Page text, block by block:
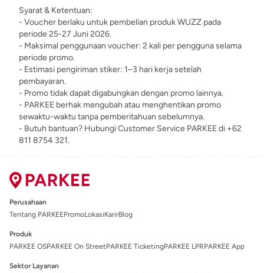
Syarat & Ketentuan:
- Voucher berlaku untuk pembelian produk WUZZ pada
periode 25-27 Juni 2026.
- Maksimal penggunaan voucher: 2 kali per pengguna selama
periode promo.
- Estimasi pengiriman stiker: 1–3 hari kerja setelah
pembayaran.
- Promo tidak dapat digabungkan dengan promo lainnya.
- PARKEE berhak mengubah atau menghentikan promo
sewaktu-waktu tanpa pemberitahuan sebelumnya.
- Butuh bantuan? Hubungi Customer Service PARKEE di +62
811 8754 321.
Perusahaan
Tentang PARKEEPromoLokasiKarirBlog
Produk
PARKEE OSPARKEE On StreetPARKEE TicketingPARKEE LPRPARKEE App
Sektor Layanan